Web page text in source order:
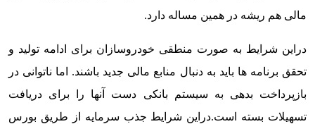
مالی هم ریشه در همین مساله دارد.
دراین شرایط به صورت منطقی خودروسازان برای ادامه تولید و
تحقق برنامه ها باید به دنبال منابع مالی جدید باشند. اما ناتوانی در
بازپرداخت بدهی به سیستم بانکی دست آنها را برای دریافت
تسهیلات بسته است.دراین شرایط جذب سرمایه از طریق بورس